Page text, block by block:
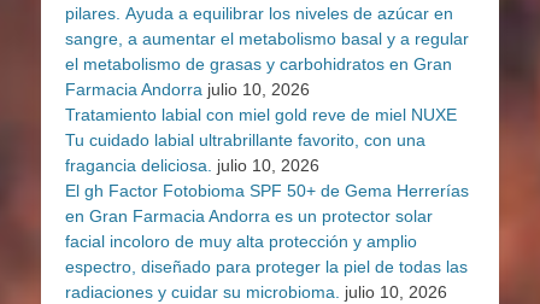
pilares. Ayuda a equilibrar los niveles de azúcar en
sangre, a aumentar el metabolismo basal y a regular
el metabolismo de grasas y carbohidratos en Gran
Farmacia Andorra julio 10, 2026
Tratamiento labial con miel gold reve de miel NUXE
Tu cuidado labial ultrabrillante favorito, con una
fragancia deliciosa. julio 10, 2026
El gh Factor Fotobioma SPF 50+ de Gema Herrerías
en Gran Farmacia Andorra es un protector solar
facial incoloro de muy alta protección y amplio
espectro, diseñado para proteger la piel de todas las
radiaciones y cuidar su microbioma. julio 10, 2026